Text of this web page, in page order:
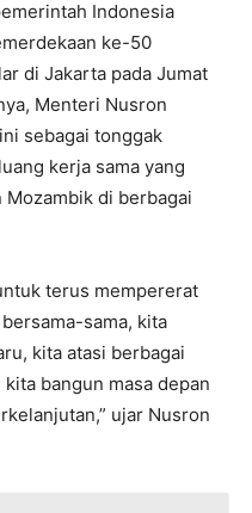
Indonesia
ke-50
di Jakarta pada Jumat
Menteri Nusron
sebagai tonggak
kerja sama yang
di berbagai
terus mempererat
sama, kita
kita atasi berbagai
bangun masa depan
ujar Nusron